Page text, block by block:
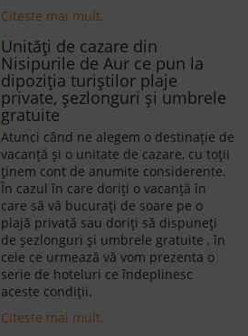
Citeste mai mult.
Unități de cazare din
Nisipurile de Aur ce pun la
dipoziția turiștilor plaje
private, șezlonguri și umbrele
gratuite
Atunci când ne alegem o destinaţie de
vacanță și o unitate de cazare, cu toții
ținem cont de anumite considerente.
În cazul în care doriți o vacanță în
care să vă bucurați de soare pe o
plajă privată sau doriți să dispuneți
de șezlonguri și umbrele gratuite , în
cele ce urmează vă vom prezenta o
serie de hoteluri ce îndeplinesc
aceste condiții.
Citeste mai mult.